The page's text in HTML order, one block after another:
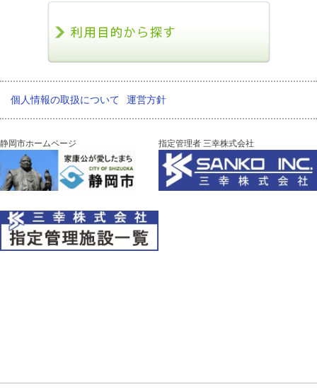
個人情報の取扱について 運営方針
静岡市ホームページ 指定管理者 三幸株式会社